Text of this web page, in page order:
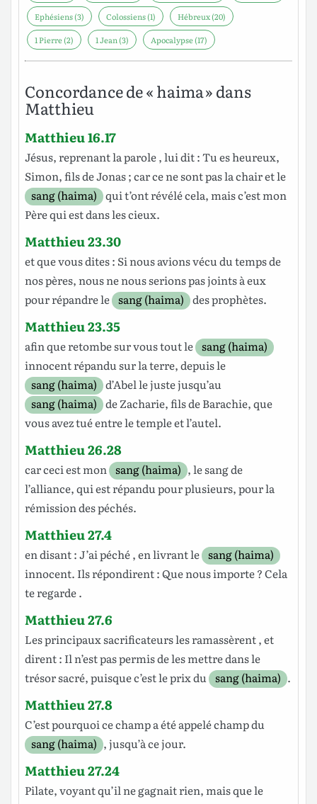
Ephésiens (3) Colossiens (1) Hébreux (20)
1 Pierre (2) 1 Jean (3) Apocalypse (17)
Concordance de « haima » dans
Matthieu
Matthieu 16.17
Jésus, reprenant laparole,luidit: Tuesheureux,
Simon, fils deJonas;carce ne sontpaslachairetle
sang (haima) quit’ontrévélécela,maisc’estmon
Pèrequiestdanslescieux.
Matthieu 23.30
etque vousdites: Sinous avionsvécudutempsde
nospères, nous ne nousserionspasjointsàeux
pourrépandrele sang (haima) desprophètes.
Matthieu 23.35
afinqueretombesurvoustoutle sang (haima)
innocentrépandusurlaterre,depuisle
sang (haima) d’Abellejustejusqu’au
sang (haima) deZacharie,filsdeBarachie,que
vous aveztuéentreletempleetl’autel.
Matthieu 26.28
carceciestmon sang (haima) , le sang de
l’alliance,quiestrépandupourplusieurs, pour la
rémissiondespéchés.
Matthieu 27.4
endisant: J’aipéché, enlivrantle sang (haima)
innocent. Ilsrépondirent:Quenousimporte? Cela
teregarde.
Matthieu 27.6
Les principauxsacrificateurslesramassèrent, et
dirent: Il n’estpaspermisdelesmettredansle
trésorsacré,puisquec’estleprixdu sang (haima) .
Matthieu 27.8
C’est pourquoicechampa étéappeléchampdu
sang (haima) ,jusqu’àcejour.
Matthieu 27.24
Pilate,voyantqu’il negagnaitrien,maisque le